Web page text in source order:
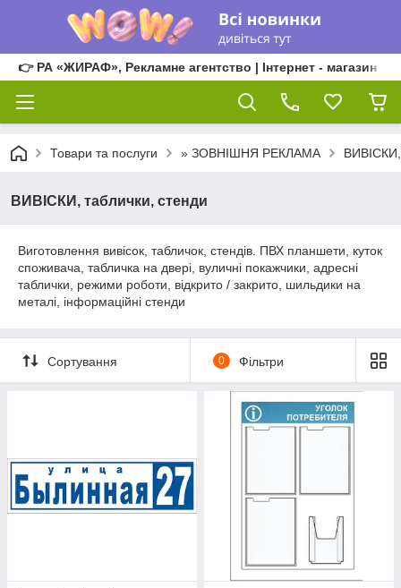
👉 РА «ЖИРАФ», Рекламне агентство | Інтернет - магазин
Товари та послуги » ЗОВНІШНЯ РЕКЛАМА ВИВІСКИ,
ВИВІСКИ, таблички, стенди
Виготовлення вивісок, табличок, стендів. ПВХ планшети, куток
споживача, табличка на двері, вуличні покажчики, адресні
таблички, режими роботи, відкрито / закрито, шильдики на
металі, інформаційні стенди
Сортування 0 Фільтри